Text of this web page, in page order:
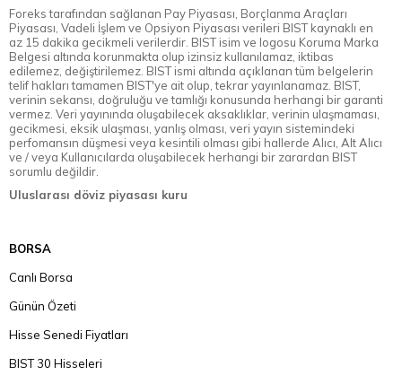
Foreks tarafından sağlanan Pay Piyasası, Borçlanma Araçları
Piyasası, Vadeli İşlem ve Opsiyon Piyasası verileri BIST kaynaklı en
az 15 dakika gecikmeli verilerdir. BIST isim ve logosu Koruma Marka
Belgesi altında korunmakta olup izinsiz kullanılamaz, iktibas
edilemez, değiştirilemez. BIST ismi altında açıklanan tüm belgelerin
telif hakları tamamen BIST'ye ait olup, tekrar yayınlanamaz. BIST,
verinin sekansı, doğruluğu ve tamlığı konusunda herhangi bir garanti
vermez. Veri yayınında oluşabilecek aksaklıklar, verinin ulaşmaması,
gecikmesi, eksik ulaşması, yanlış olması, veri yayın sistemindeki
perfomansın düşmesi veya kesintili olması gibi hallerde Alıcı, Alt Alıcı
ve / veya Kullanıcılarda oluşabilecek herhangi bir zarardan BIST
sorumlu değildir.
Uluslarası döviz piyasası kuru
BORSA
Canlı Borsa
Günün Özeti
Hisse Senedi Fiyatları
BIST 30 Hisseleri